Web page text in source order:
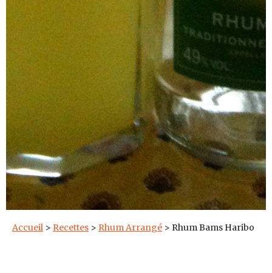
Accueil > Recettes > Rhum Arrangé > Rhum Bams Haribo